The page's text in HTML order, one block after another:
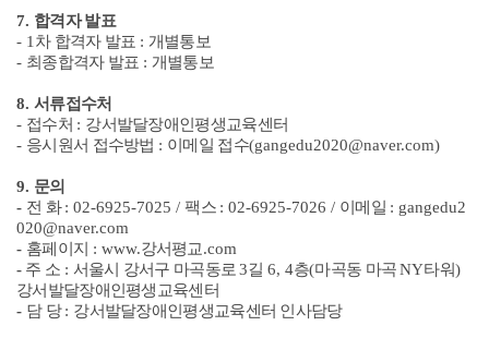
7. 합격자 발표
- 1 차 합격자 발표 : 개별통보
- 최종합격자 발표 : 개별통보
8. 서류접수처
- 접수처 : 강서발달장애인평생교육센터
- 응시원서 접수방법 : 이메일 접수(gangedu2020@naver.com)
9. 문의
- 전 화: 02-6925-7025 / 팩스 : 02-6925-7026 / 이메일 : gangedu2
020@naver.com
- 홈페이지 : www.강서평교.com
- 주 소 : 서울시 강서구 마곡동로3길6, 4층(마곡동 마곡NY타워)
강서발달장애인평생교육센터
- 담 당: 강서발달장애인평생교육센터 인사담당